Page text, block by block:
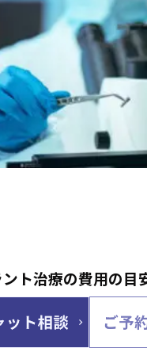
ト治療の費用の目